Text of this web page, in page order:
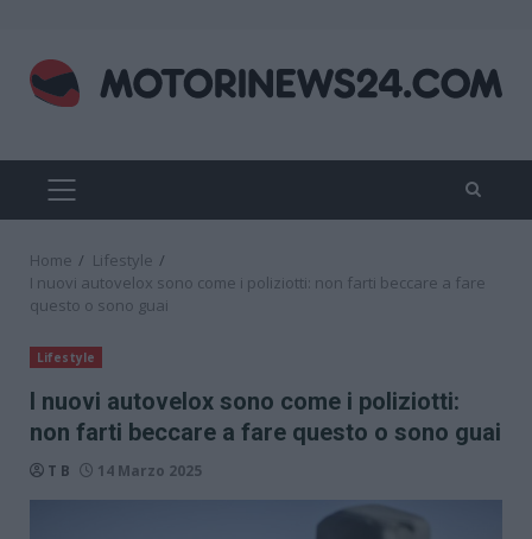
content
PRIMARY
MENU
Home
Lifestyle
I nuovi autovelox sono come i poliziotti: non farti beccare a fare
questo o sono guai
Lifestyle
I nuovi autovelox sono come i poliziotti:
non farti beccare a fare questo o sono guai
T B 14 Marzo 2025